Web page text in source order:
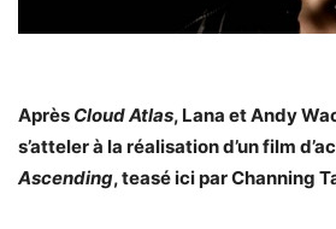
Après Cloud Atlas, Lana et Andy
s’atteler à la réalisation d’un film
Ascending, teasé ici par Channing